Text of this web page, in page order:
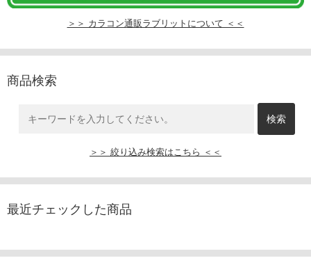
＞＞ カラコン通販ラブリットについて ＜＜
商品検索
＞＞ 絞り込み検索はこちら ＜＜
最近チェックした商品